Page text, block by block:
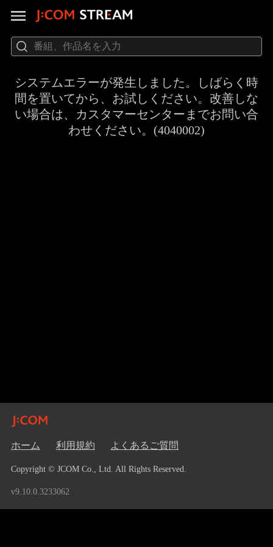
システムエラーが発生しました。しばらく時
間を置いてから、お試しください。改善しな
い場合は、カスタマーセンターまでお問い合
わせください。(4040002)
ホーム 利用規約 よくあるご質問
Copyright © JCOM Co., Ltd. All Rights Reserved.
v9.10.0.3233062